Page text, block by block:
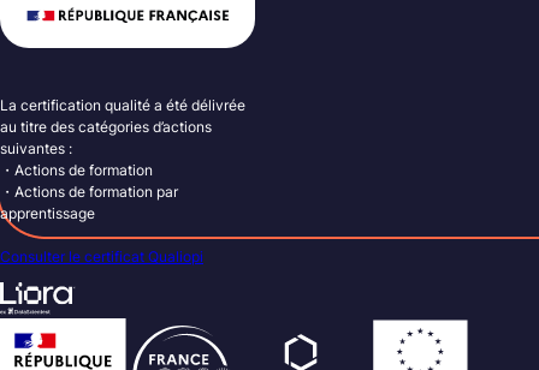
La certification qualité a été délivrée
au titre des catégories d’actions
suivantes :
・Actions de formation
・Actions de formation par
apprentissage
Consulter le certificat Qualiopi